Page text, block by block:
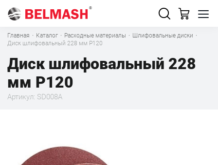
Главная · Каталог · Расходные материалы · Шлифовальные диски ·
Диск шлифовальный 228 мм Р120
Диск шлифовальный 228
мм Р120
Артикул: SD008A